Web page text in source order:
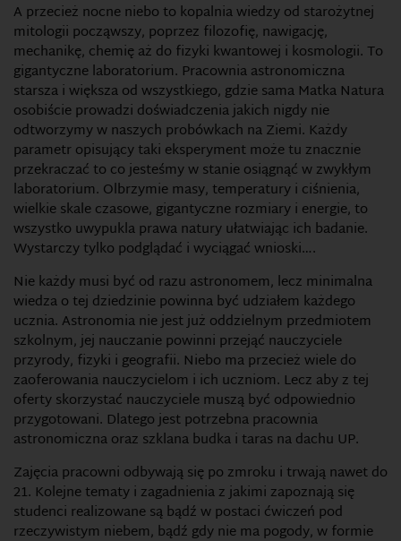
A przecież nocne niebo to kopalnia wiedzy od starożytnej
mitologii począwszy, poprzez filozofię, nawigację,
mechanikę, chemię aż do fizyki kwantowej i kosmologii. To
gigantyczne laboratorium. Pracownia astronomiczna
starsza i większa od wszystkiego, gdzie sama Matka Natura
osobiście prowadzi doświadczenia jakich nigdy nie
odtworzymy w naszych probówkach na Ziemi. Każdy
parametr opisujący taki eksperyment może tu znacznie
przekraczać to co jesteśmy w stanie osiągnąć w zwykłym
laboratorium. Olbrzymie masy, temperatury i ciśnienia,
wielkie skale czasowe, gigantyczne rozmiary i energie, to
wszystko uwypukla prawa natury ułatwiając ich badanie.
Wystarczy tylko podglądać i wyciągać wnioski….
Nie każdy musi być od razu astronomem, lecz minimalna
wiedza o tej dziedzinie powinna być udziałem każdego
ucznia. Astronomia nie jest już oddzielnym przedmiotem
szkolnym, jej nauczanie powinni przejąć nauczyciele
przyrody, fizyki i geografii. Niebo ma przecież wiele do
zaoferowania nauczycielom i ich uczniom. Lecz aby z tej
oferty skorzystać nauczyciele muszą być odpowiednio
przygotowani. Dlatego jest potrzebna pracownia
astronomiczna oraz szklana budka i taras na dachu UP.
Zajęcia pracowni odbywają się po zmroku i trwają nawet do
21. Kolejne tematy i zagadnienia z jakimi zapoznają się
studenci realizowane są bądź w postaci ćwiczeń pod
rzeczywistym niebem, bądź gdy nie ma pogody, w formie